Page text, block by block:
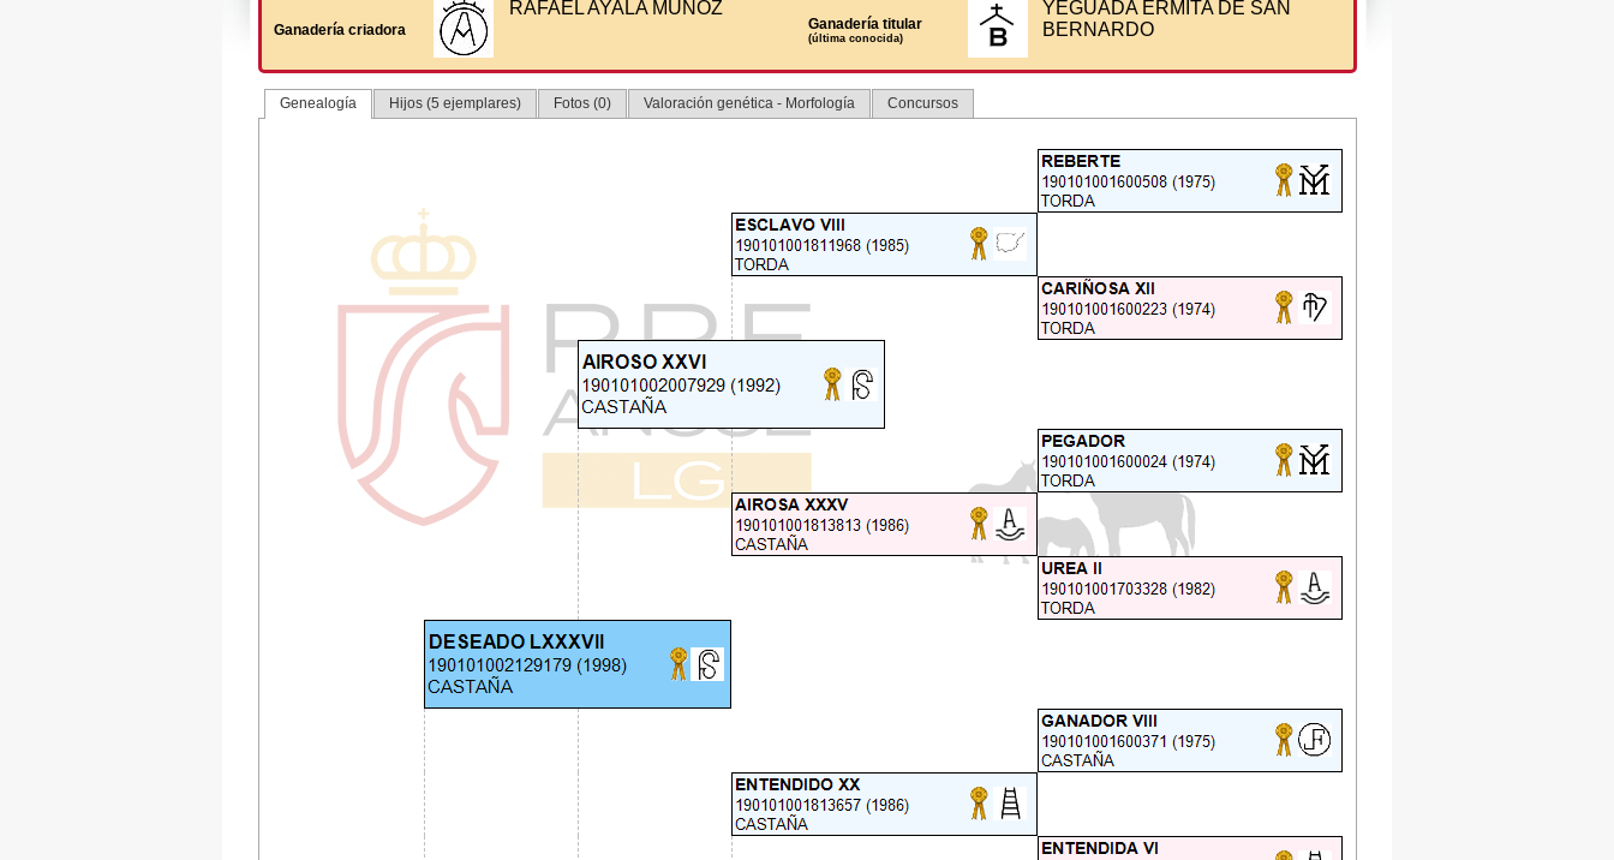
Ganadería criadora
RAFAEL AYALA MUÑOZ
Ganadería titular
(última conocida)
YEGUADA ERMITA DE SAN
BERNARDO
Genealogía Hijos (5 ejemplares) Fotos (0) Valoración genética - Morfología Concursos